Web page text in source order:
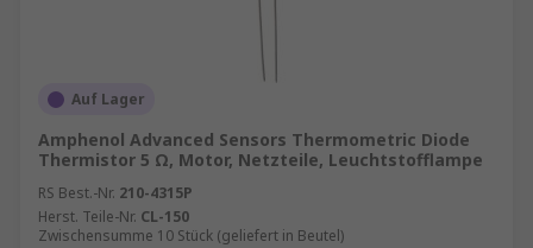
Auf Lager
Amphenol Advanced Sensors Thermometric Diode
Thermistor 5 Ω, Motor, Netzteile, Leuchtstofflampe
RS Best.-Nr. 210-4315P
Herst. Teile-Nr. CL-150
Zwischensumme 10 Stück (geliefert in Beutel)